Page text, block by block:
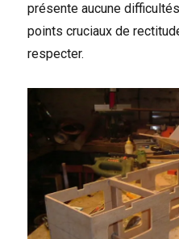
présente aucune
points cruciaux de
respecter.